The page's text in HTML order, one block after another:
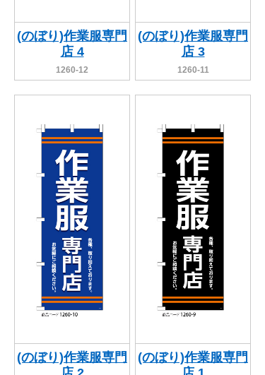
(のぼり)作業服専門
店 4
1260-12
(のぼり)作業服専門
店 3
1260-11
(のぼり)作業服専門
(のぼり)作業服専門